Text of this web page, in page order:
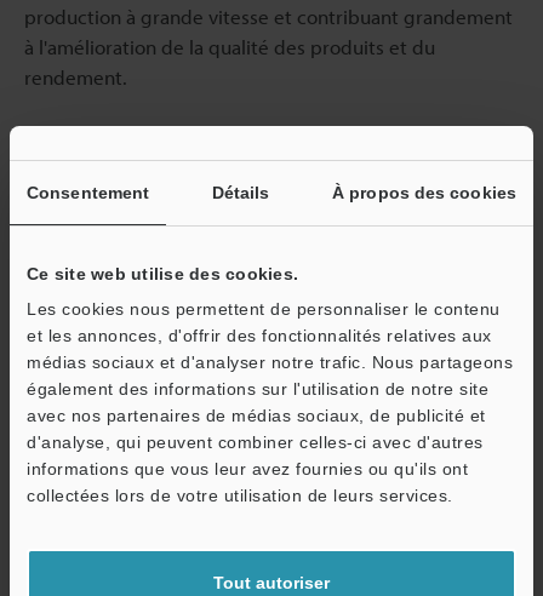
Consentement Détails À propos des cookies
Ce site web utilise des cookies.
Les cookies nous permettent de personnaliser le contenu
et les annonces, d'offrir des fonctionnalités relatives aux
médias sociaux et d'analyser notre trafic. Nous partageons
également des informations sur l'utilisation de notre site
avec nos partenaires de médias sociaux, de publicité et
d'analyse, qui peuvent combiner celles-ci avec d'autres
informations que vous leur avez fournies ou qu'ils ont
collectées lors de votre utilisation de leurs services.
Tout autoriser
production à grande vitesse et contribuant grandement
à l'amélioration de la qualité des produits et du
rendement.
Lecteur de codes à IA intégrée
Catalogues
Prix
application »